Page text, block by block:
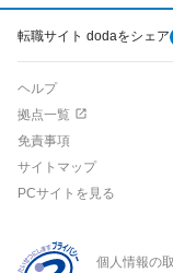
転職サイト dodaをシェア
ヘルプ
拠点一覧
免責事項
サイトマップ
PCサイトを見る
個人情報の